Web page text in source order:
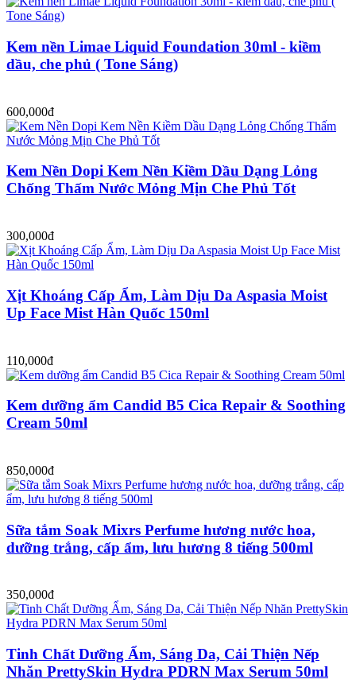
Kem nền Limae Liquid Foundation 30ml - kiềm
dầu, che phủ ( Tone Sáng)
600,000đ
Kem Nền Dopi Kem Nền Kiềm Dầu Dạng Lỏng
Chống Thấm Nước Mỏng Mịn Che Phủ Tốt
300,000đ
Xịt Khoáng Cấp Ẩm, Làm Dịu Da Aspasia Moist
Up Face Mist Hàn Quốc 150ml
110,000đ
Kem dưỡng ẩm Candid B5 Cica Repair & Soothing
Cream 50ml
850,000đ
Sữa tắm Soak Mixrs Perfume hương nước hoa,
dưỡng trắng, cấp ẩm, lưu hương 8 tiếng 500ml
350,000đ
Tinh Chất Dưỡng Ẩm, Sáng Da, Cải Thiện Nếp
Nhăn PrettySkin Hydra PDRN Max Serum 50ml